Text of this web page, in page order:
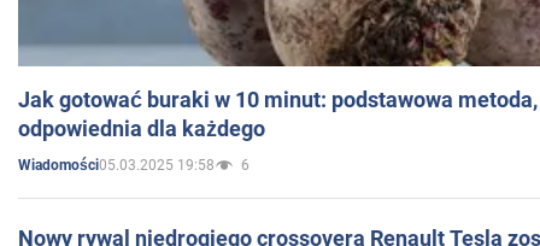
Jak gotować buraki w 10 minut: podstawowa
odpowiednia dla każdego
Wiadomości05.03.2025 19:58 6
Nowy rywal niedrogiego crossovera Renault Tesla